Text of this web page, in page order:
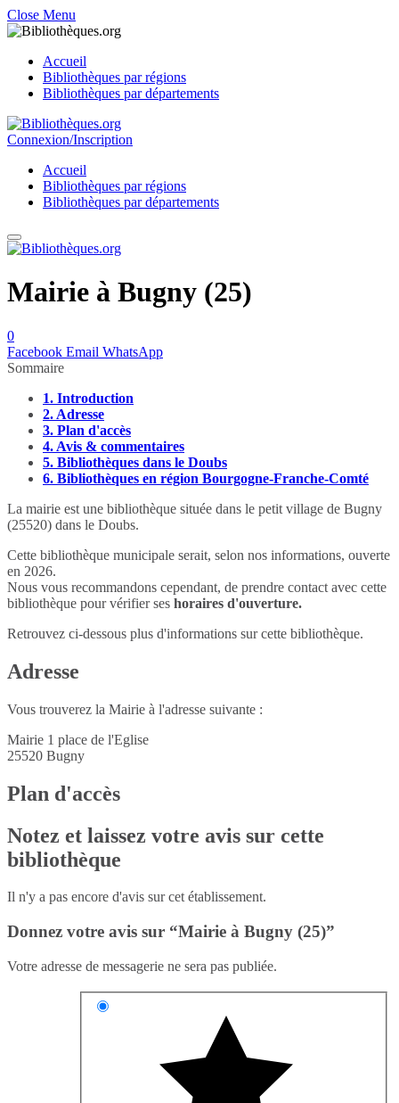
Close Menu
Accueil
Bibliothèques par régions
Bibliothèques par départements
Connexion/Inscription
Accueil
Bibliothèques par régions
Bibliothèques par départements
Mairie à Bugny (25)
0
Facebook Email WhatsApp
Sommaire
1. Introduction
2. Adresse
3. Plan d'accès
4. Avis & commentaires
5. Bibliothèques dans le Doubs
6. Bibliothèques en région Bourgogne-Franche-Comté
La mairie est une bibliothèque située dans le petit village de Bugny
(25520) dans le Doubs.
Cette bibliothèque municipale serait, selon nos informations, ouverte
en 2026.
Nous vous recommandons cependant, de prendre contact avec cette
bibliothèque pour vérifier ses horaires d'ouverture.
Retrouvez ci-dessous plus d'informations sur cette bibliothèque.
Adresse
Vous trouverez la Mairie à l'adresse suivante :
Mairie 1 place de l'Eglise
25520 Bugny
Plan d'accès
Notez et laissez votre avis sur cette
bibliothèque
Il n'y a pas encore d'avis sur cet établissement.
Donnez votre avis sur “Mairie à Bugny (25)”
Votre adresse de messagerie ne sera pas publiée.